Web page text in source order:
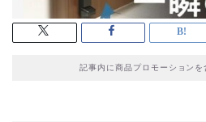
記事内に商品プロモーション